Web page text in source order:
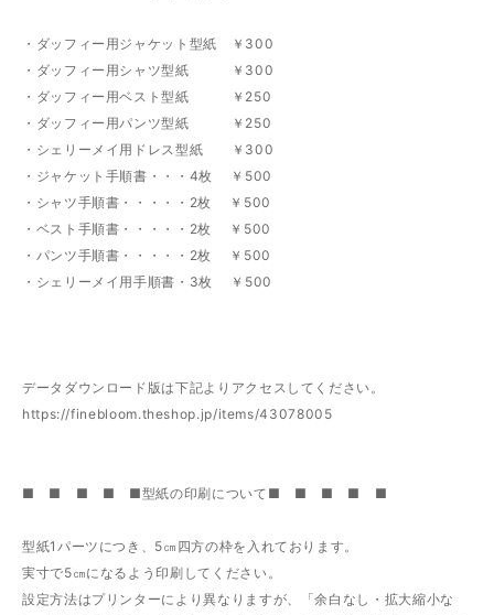
・ダッフィー用ジャケット型紙 ￥300
・ダッフィー用シャツ型紙 ￥300
・ダッフィー用ベスト型紙 ￥250
・ダッフィー用パンツ型紙 ￥250
・シェリーメイ用ドレス型紙 ￥300
・ジャケット手順書・・・4枚 ￥500
・シャツ手順書・・・・・2枚 ￥500
・ベスト手順書・・・・・2枚 ￥500
・パンツ手順書・・・・・2枚 ￥500
・シェリーメイ用手順書・3枚 ￥500
データダウンロード版は下記よりアクセスしてください。
https://finebloom.theshop.jp/items/43078005
■ ■ ■ ■ ■型紙の印刷について■ ■ ■ ■ ■
型紙1パーツにつき、5㎝四方の枠を入れております。
実寸で5㎝になるよう印刷してください。
設定方法はプリンターにより異なりますが、「余白なし・拡大縮小な